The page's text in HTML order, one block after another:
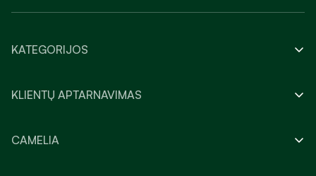
KATEGORIJOS
KLIENTŲ APTARNAVIMAS
CAMELIA